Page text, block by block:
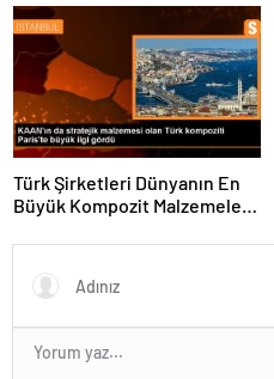
Türk Şirketleri Dünyanın En
Büyük Kompozit Malzemeler